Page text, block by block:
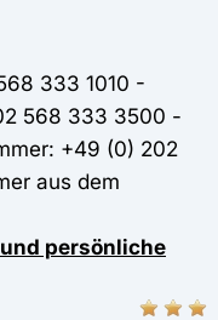
333 1010 -
568 333 3500 -
+49 (0) 202
aus dem
persönliche